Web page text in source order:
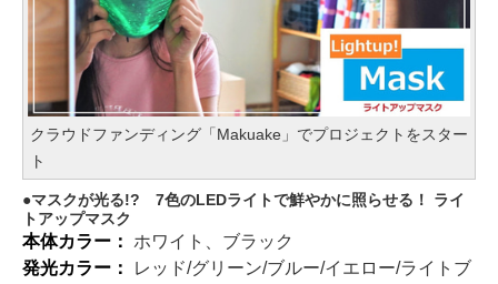
クラウドファンディング「Makuake」でプロジェクトをスター
ト
マスクが光る!? 7色のLEDライトで鮮やかに照らせる！ ライ
トアップマスク
本体カラー： ホワイト、ブラック
発光カラー：
レッド/グリーン/ブルー/イエロー/ライトブ